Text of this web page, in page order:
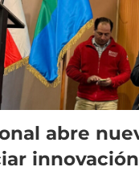
abre